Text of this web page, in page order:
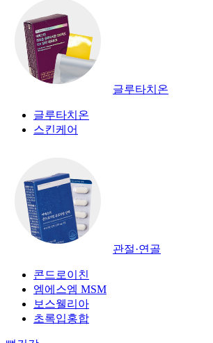
글루타치온
글루타치온
스킨케어
관절·연골
콘드로이친
엠에스엠 MSM
보스웰리아
초록입홍합